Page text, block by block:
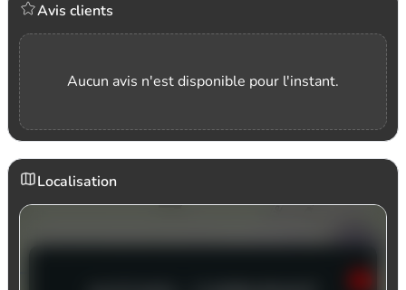
Avis clients
Aucun avis n'est disponible pour l'instant.
Localisation